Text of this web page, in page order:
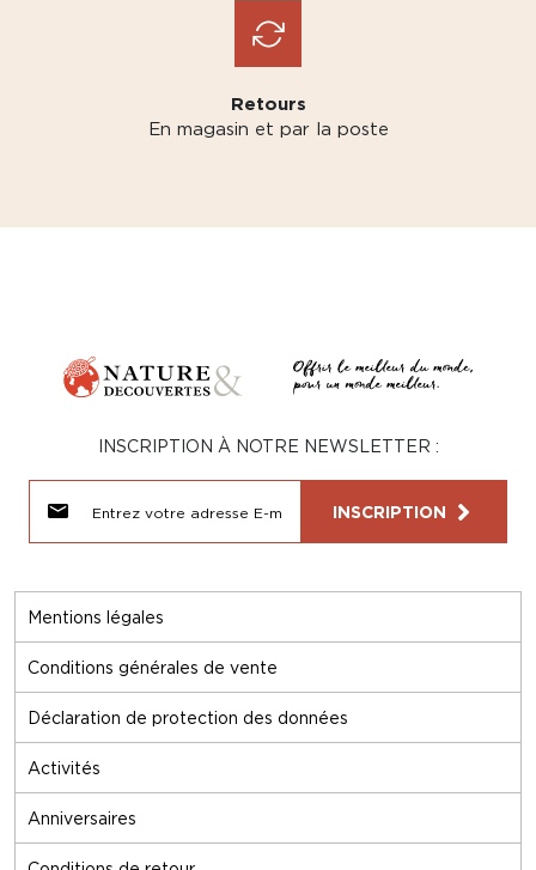
Retours
En magasin et par la poste
Mentions légales
Conditions générales de vente
Déclaration de protection des données
Activités
Anniversaires
INSCRIPTION À NOTRE NEWSLETTER :
INSCRIPTION